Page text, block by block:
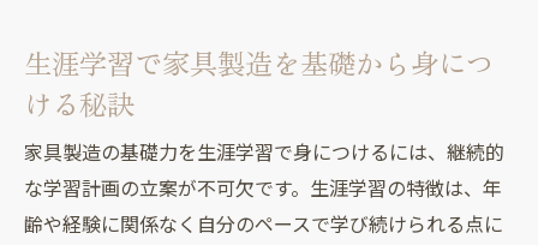
生涯学習で家具製造を基礎から身につ
ける秘訣
家具製造の基礎力を生涯学習で身につけるには、継続的
な学習計画の立案が不可欠です。生涯学習の特徴は、年
齢や経験に関係なく自分のペースで学び続けられる点に